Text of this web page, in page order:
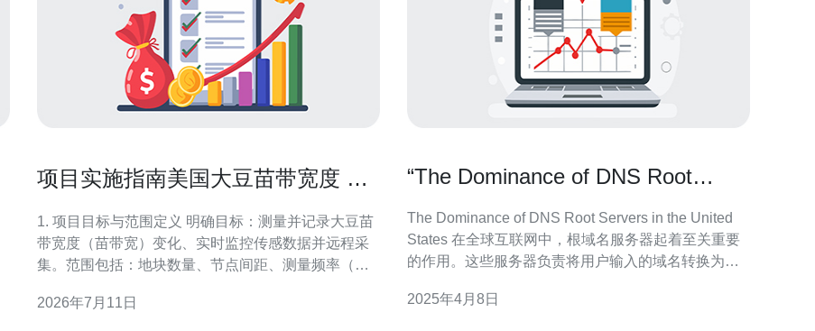
项目实施指南美国大豆苗带宽度 选
1. 项目目标与范围定义 明确目标：测量并记录大豆苗
带宽度（苗带宽）变化、实时监控传感数据并远程采
集。范围包括：地块数量、节点间距、测量频率（例
上绘制地块示意并标注候选节点位置（每10–30m一个
2026年7月11日
“The Dominance of DNS Root
The Dominance of DNS Root Servers in the United
States 在全球互联网中，根域名服务器起着至关重要
的作用。这些服务器负责将用户输入的域名转换为与
个网站。然而，有趣的是，在这些关键的服务器中，
2025年4月8日